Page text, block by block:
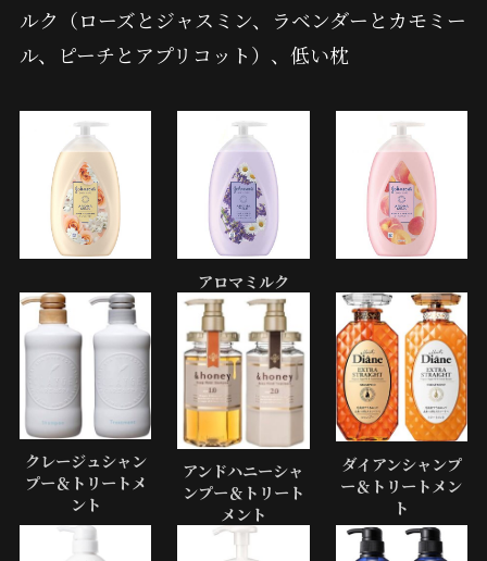
ルク（ローズとジャスミン、ラベンダーとカモミー
ル、ピーチとアプリコット）、低い枕
アロマミルク
クレージュシャン
プー＆トリートメ
ント
アンドハニーシャ
ンプー＆トリート
メント
ダイアンシャンプ
ー＆トリートメン
ト